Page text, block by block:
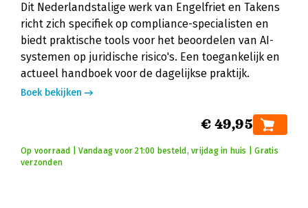
Dit Nederlandstalige werk van Engelfriet en Takens
richt zich specifiek op compliance-specialisten en
biedt praktische tools voor het beoordelen van AI-
systemen op juridische risico's. Een toegankelijk en
actueel handboek voor de dagelijkse praktijk.
Boek bekijken
€ 49,95
Op voorraad | Vandaag voor 21:00 besteld, vrijdag in huis | Gratis
verzonden